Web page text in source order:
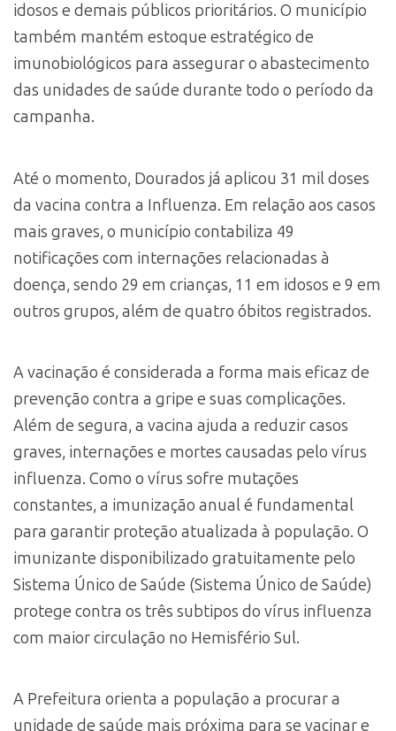
idosos e demais públicos prioritários. O município
também mantém estoque estratégico de
imunobiológicos para assegurar o abastecimento
das unidades de saúde durante todo o período da
campanha.
Até o momento, Dourados já aplicou 31 mil doses
da vacina contra a Influenza. Em relação aos casos
mais graves, o município contabiliza 49
notificações com internações relacionadas à
doença, sendo 29 em crianças, 11 em idosos e 9 em
outros grupos, além de quatro óbitos registrados.
A vacinação é considerada a forma mais eficaz de
prevenção contra a gripe e suas complicações.
Além de segura, a vacina ajuda a reduzir casos
graves, internações e mortes causadas pelo vírus
influenza. Como o vírus sofre mutações
constantes, a imunização anual é fundamental
para garantir proteção atualizada à população. O
imunizante disponibilizado gratuitamente pelo
Sistema Único de Saúde (Sistema Único de Saúde)
protege contra os três subtipos do vírus influenza
com maior circulação no Hemisfério Sul.
A Prefeitura orienta a população a procurar a
unidade de saúde mais próxima para se vacinar e